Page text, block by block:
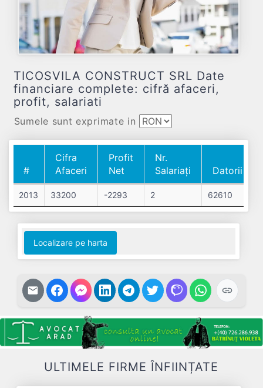
TICOSVILA CONSTRUCT SRL Date
financiare complete: cifră afaceri,
profit, salariati
Sumele sunt exprimate in
#
Cifra
Afaceri
Profit
Net
Nr.
Salariați
Datorii
#
Cifra
Afaceri
Profit
Net
Salariați
Datorii
2013 33200 -2293 2 62610
Localizare pe harta
ULTIMELE FIRME ÎNFIINȚATE